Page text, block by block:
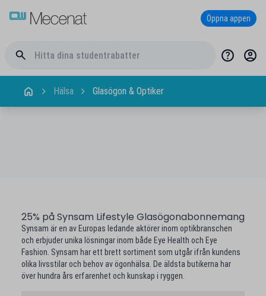
Öppna appen
Hälsa Glasögon & Optiker
25% på Synsam Lifestyle Glasögonabonnemang
Synsam är en av Europas ledande aktörer inom optikbranschen
och erbjuder unika lösningar inom både Eye Health och Eye
Fashion. Synsam har ett brett sortiment som utgår ifrån kundens
olika livsstilar och behov av ögonhälsa. De äldsta butikerna har
över hundra års erfarenhet och kunskap i ryggen.